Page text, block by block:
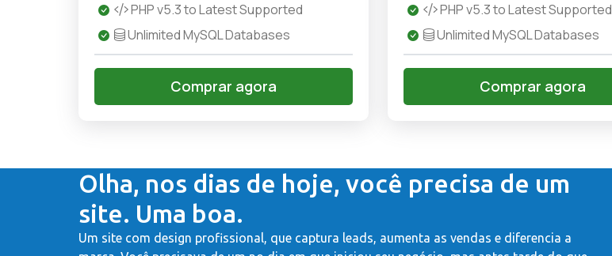
PHP v5.3 to Latest Supported
Unlimited MySQL Databases
Comprar agora
PHP v5.3 to Latest Supported
Unlimited MySQL Databases
Comprar agora
Olha, nos dias de hoje, você precisa de um
site. Uma boa.
Um site com design profissional, que captura leads, aumenta as vendas e diferencia a